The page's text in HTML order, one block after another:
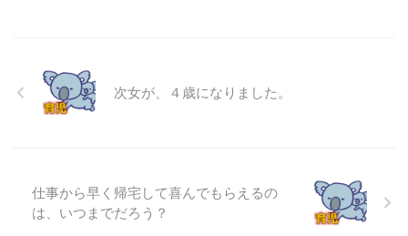
次女が、４歳になりました。
仕事から早く帰宅して喜んでもらえるの
は、いつまでだろう？